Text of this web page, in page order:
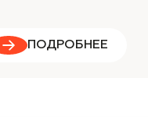
ПОДРОБНЕЕ